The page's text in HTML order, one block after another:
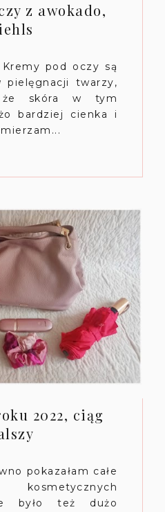
z awokado,
oczy są
pielęgnacji twarzy,
że skóra w tym
bardziej cienka i
2022, ciąg
całe
było też dużo